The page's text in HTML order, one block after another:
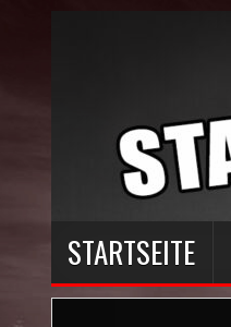
STARTSEITE